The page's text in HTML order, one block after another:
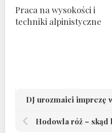
Praca na wysokości i
techniki alpinistyczne
DJ urozmaici imprezę
Hodowla róż – skąd